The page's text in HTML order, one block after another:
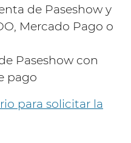
de Paseshow y
Mercado Pago o
Paseshow con
pago
para solicitar la